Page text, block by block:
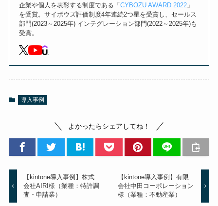
企業や個人を表彰する制度である「 CYBOZU AWARD 2022」
を受賞。サイボウズ評価制度4年連続2つ星を受賞し、セールス
部門(2023～2025年) インテグレーション部門(2022～2025年)も
受賞。
導入事例
よかったらシェアしてね！
【kintone導入事例】株式
会社AIRI様（業種：特許調
査・申請業）
【kintone導入事例】有限
会社中田コーポレーション
様（業種：不動産業）